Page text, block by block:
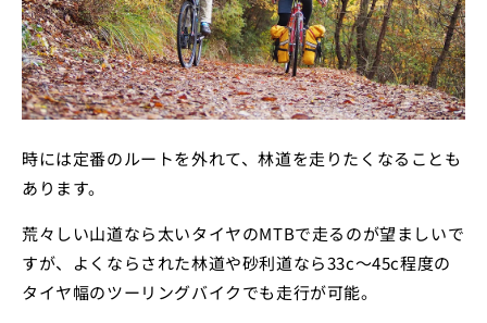
時には定番のルートを外れて、林道を走りたくなることも
あります。
荒々しい山道なら太いタイヤのMTBで走るのが望ましいで
すが、よくならされた林道や砂利道なら33c～45c程度の
タイヤ幅のツーリングバイクでも走行が可能。